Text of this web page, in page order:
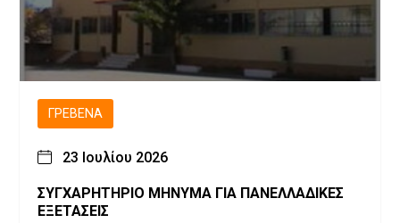
ΓΡΕΒΕΝΆ
23 Ιουλίου 2026
ΣΥΓΧΑΡΗΤΗΡΙΟ ΜΗΝΥΜΑ ΓΙΑ ΠΑΝΕΛΛΑΔΙΚΕΣ
ΕΞΕΤΑΣΕΙΣ